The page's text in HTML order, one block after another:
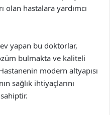
olan hastalara yardımcı
yapan bu doktorlar,
bulmakta ve kaliteli
modern altyapısı
sağlık ihtiyaçlarını